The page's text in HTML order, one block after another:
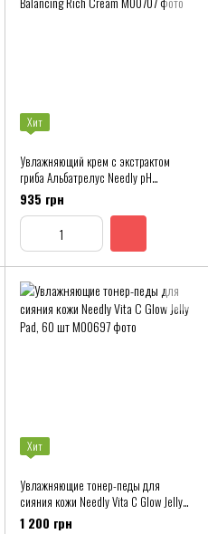
Хит
Увлажняющий крем с экстрактом
гриба Альбатрелус Needly pH
Balancing Rich Cream
935 грн
Хит
Увлажняющие тонер-педы для
сияния кожи Needly Vita C Glow Jelly
Pad, 60 шт
1 200 грн